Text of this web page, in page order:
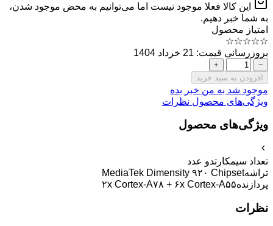
این کالا فعلا موجود نیست اما می‌توانیم به محض موجود شدن،
به شما خبر دهیم.
امتیاز محصول
☆
☆
☆
☆
☆
بروزرسانی قیمت: 21 خرداد 1404
−
+
افزودن به سبد خرید
موجود شد به من خبر بده
ویژگی‌های محصول نظرات
ویژگی‌های محصول
تعداد سیمکارتدو عدد
تراشهMediaTek Dimensity ۹۲۰ Chipset
پردازنده۲x Cortex-A۷۸ + ۶x Cortex-A۵۵
نظرات